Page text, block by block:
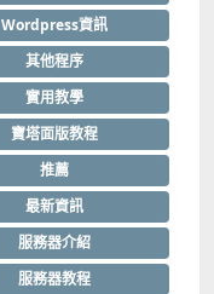
Wordpress資訊
其他程序
實用教學
寶塔面版教程
推薦
最新資訊
服務器介紹
服務器教程